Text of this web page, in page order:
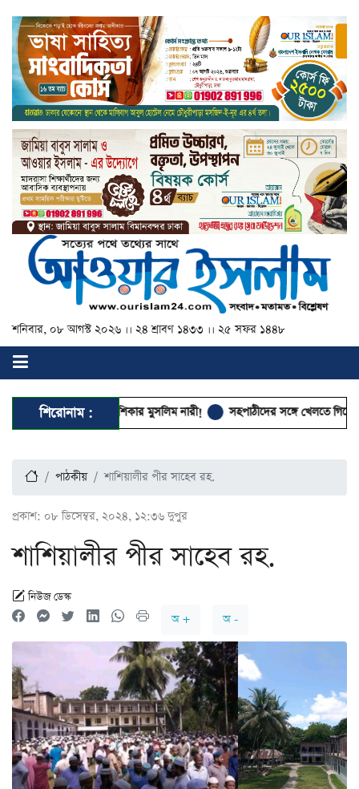
শনিবার, ০৮ আগস্ট ২০২৬ ।। ২৪ শ্রাবণ ১৪৩৩ ।। ২৫ সফর ১৪৪৮
শিরোনাম :
হয়রানির শিকার মুসলিম নারী! সহপাঠীদের সঙ্গে খেলতে গিয়ে পানিতে
পাঠকীয় শাশিয়ালীর পীর সাহেব রহ.
প্রকাশ: ০৮ ডিসেম্বর, ২০২৪, ১২:৩৬ দুপুর
শাশিয়ালীর পীর সাহেব রহ.
নিউজ ডেস্ক
অ +
অ -